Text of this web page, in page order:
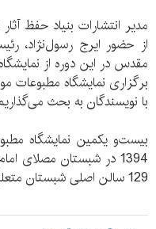
مدیر انتشارات بنیاد حفظ
از حضور ایرج رسول‌نژاد،
مقدس در این دوره از
برگزاری نمایشگاه
با نویسندگان به بحث
بیست‌و یکمین نمایشگاه
1394 در شبستان مصلای
129 سالن اصلی شبستان متعلق به خبرگزاری دفاع مقدس است.